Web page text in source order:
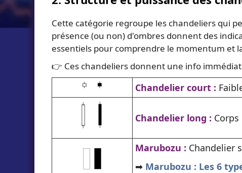
Cette catégorie regroupe les chandeliers qui
présence (ou non) d'ombres donnent des
essentiels pour comprendre le momentum et
👉 Ces chandeliers donnent une info
Chandelier court :
Chandelier long :
Marubozu : Chandelier
➡️ Marubozu : Les 6